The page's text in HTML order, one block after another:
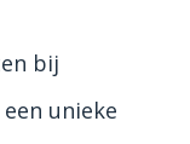
bij
unieke